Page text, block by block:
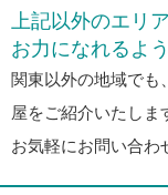
上記以外のエリ
お力になれるよ
関東以外の地域でも
屋をご紹介いたしま
お気軽にお問い合わ